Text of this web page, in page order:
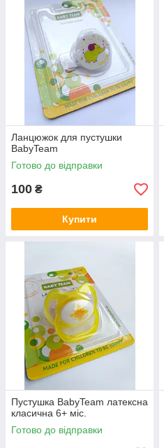
Ланцюжок для пустушки
BabyTeam
Готово до відправки
100 ₴
Купити
Пустушка BabyTeam латексна
класична 6+ міс.
Готово до відправки